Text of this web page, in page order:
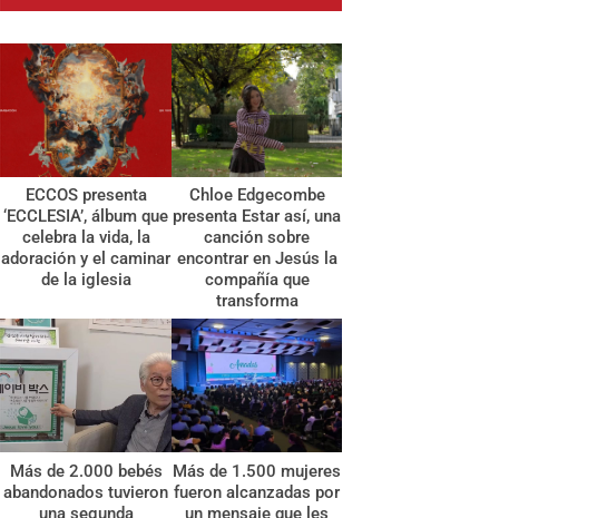
ECCOS presenta
‘ECCLESIA’, álbum que
celebra la vida, la
adoración y el caminar
de la iglesia
Chloe Edgecombe
presenta Estar así, una
canción sobre
encontrar en Jesús la
compañía que
transforma
Más de 2.000 bebés
abandonados tuvieron
una segunda
Más de 1.500 mujeres
fueron alcanzadas por
un mensaje que les